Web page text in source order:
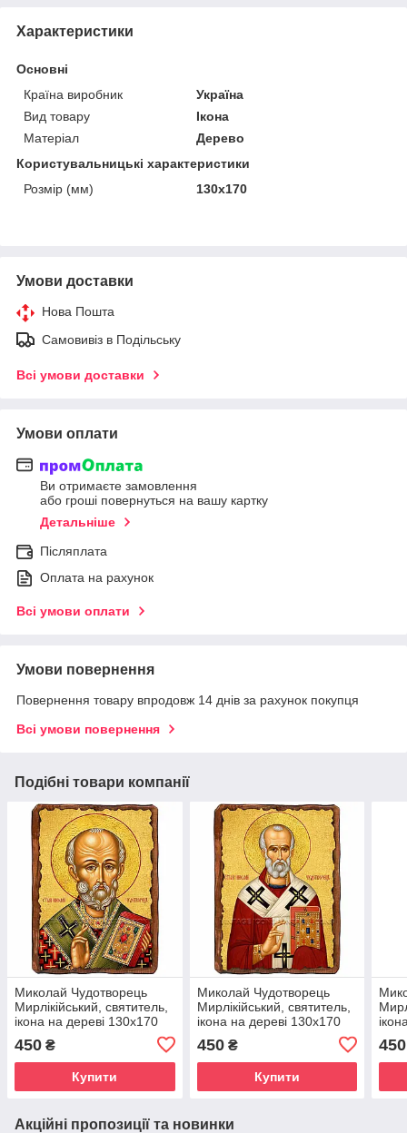
Характеристики
Основні
Країна виробник
Україна
Вид товару
Ікона
Матеріал
Дерево
Користувальницькі характеристики
Розмір (мм)
130х170
Умови доставки
Нова Пошта
Самовивіз в Подільську
Всі умови доставки
Умови оплати
Ви отримаєте замовлення
або гроші повернуться на вашу картку
Детальніше
Післяплата
Оплата на рахунок
Всі умови оплати
Умови повернення
Повернення товару впродовж 14 днів за рахунок покупця
Всі умови повернення
Подібні товари компанії
Миколай Чудотворець
Мирлікійський, святитель,
ікона на дереві 130х170
450 ₴
Купити
Миколай Чудотворець
Мирлікійський, святитель,
ікона на дереві 130х170
450₴
Купити
450
Акційні пропозиції та новинки